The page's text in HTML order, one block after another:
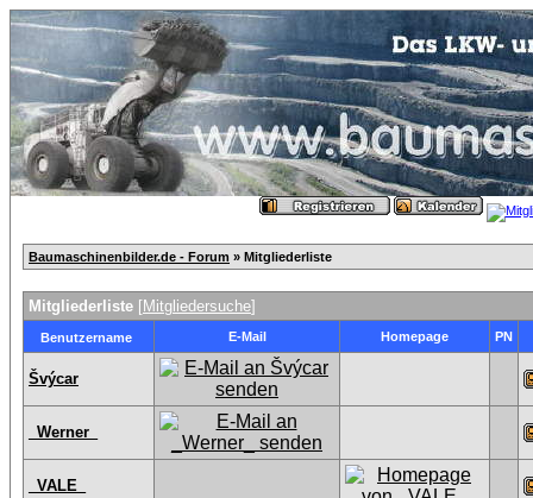
Baumaschinenbilder.de - Forum » Mitgliederliste
Mitgliederliste [Mitgliedersuche]
Benutzername E-Mail Homepage PN
Švýcar
_Werner_
_VALE_